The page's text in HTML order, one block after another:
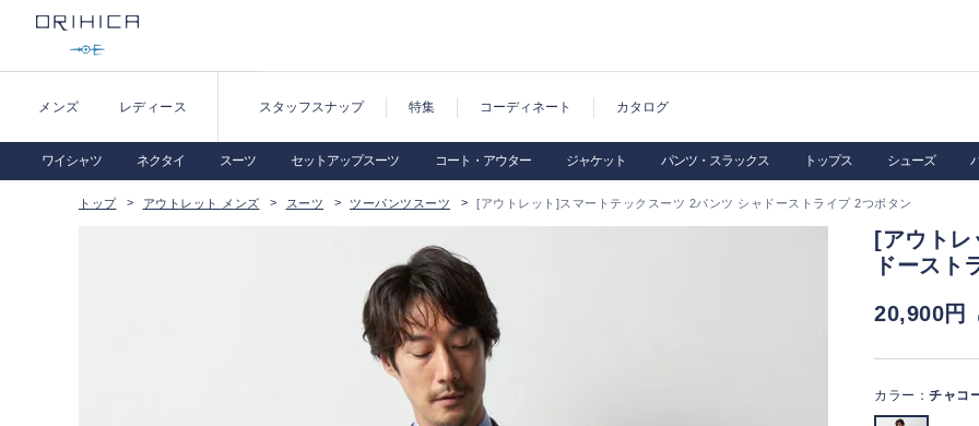
メンズ レディース スタッフスナップ 特集 コーディネート カタログ
ワイシャツ ネクタイ スーツ セットアップスーツ コート・アウター ジャケット パンツ・スラックス トップス シューズ
トップ アウトレット メンズ スーツ ツーパンツスーツ [アウトレット]スマートテックスーツ 2パンツ シャドーストライプ 2つボタン
[アウト
ドースト
20,900円
カラー： チャコ